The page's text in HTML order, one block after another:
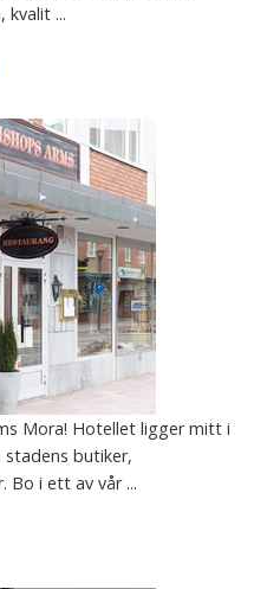
kvalit ...
Mora! Hotellet ligger mitt i
butiker,
Bo i ett av vår ...